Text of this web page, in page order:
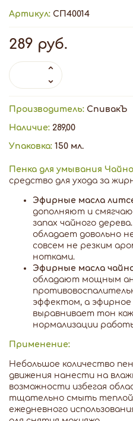
Артикул: СП40014
289 руб.
Производитель: СпивакЪ
Наличие: 289,00
Упаковка: 150 мл.
Пенка для умывания
средство для ухода за
Эфирные масла
дополняют и
запах чайного
обладает довольно
совсем не резким
нотками.
Эфирные масла
обладают мощным
эффектом, а эфирное
выравнивает тон
нормализации
Применение:
Небольшое количество
движения нанести на
возможности избегая
тщательно смыть теплой
ежедневного